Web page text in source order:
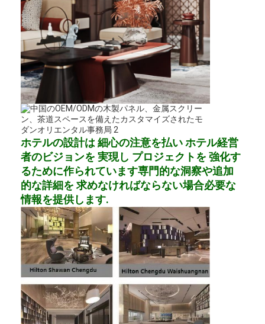
ホテルの設計は 細心の注意を払い ホテル経営
者のビジョンを 実現し プロジェクトを 強化す
るために作られています専門的な洞察や追加
的な詳細を 求めなければならない場合必要な
情報を提供します.